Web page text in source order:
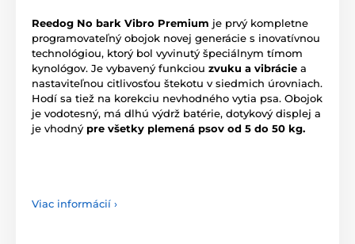
Reedog No bark Vibro Premium je prvý kompletne
programovateľný obojok novej generácie s inovatívnou
technológiou, ktorý bol vyvinutý špeciálnym tímom
kynológov. Je vybavený funkciou zvuku a vibrácie a
nastaviteľnou citlivosťou štekotu v siedmich úrovniach.
Hodí sa tiež na korekciu nevhodného vytia psa. Obojok
je vodotesný, má dlhú výdrž batérie, dotykový displej a
je vhodný pre všetky plemená psov od 5 do 50 kg.
Viac informácií ›